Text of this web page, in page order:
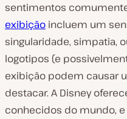
sentimentos
exibição incluem um
singularidade, simpatia,
logotipos (e
exibição podem causar
destacar. A Disney
conhecidos do mundo,